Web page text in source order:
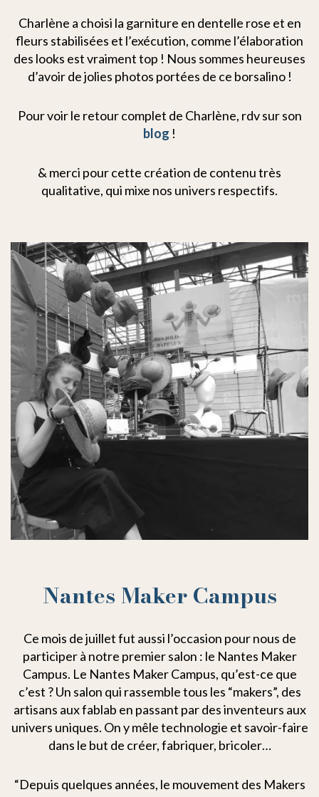
Charlène a choisi la garniture en dentelle rose et en
fleurs stabilisées et l’exécution, comme l’élaboration
des looks est vraiment top ! Nous sommes heureuses
d’avoir de jolies photos portées de ce borsalino !
Pour voir le retour complet de Charlène, rdv sur son
blog !
& merci pour cette création de contenu très
qualitative, qui mixe nos univers respectifs.
Nantes Maker Campus
Ce mois de juillet fut aussi l’occasion pour nous de
participer à notre premier salon : le Nantes Maker
Campus. Le Nantes Maker Campus, qu’est-ce que
c’est ? Un salon qui rassemble tous les “makers”, des
artisans aux fablab en passant par des inventeurs aux
univers uniques. On y mêle technologie et savoir-faire
dans le but de créer, fabriquer, bricoler…
“Depuis quelques années, le mouvement des Makers